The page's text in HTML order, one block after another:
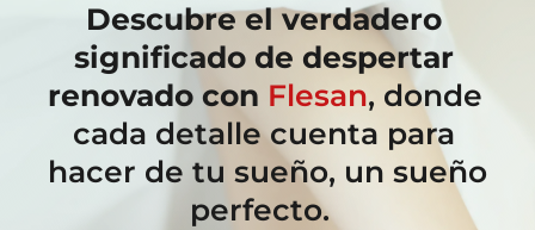
Descubre el verdadero
significado de despertar
renovado con Flesan, donde
cada detalle cuenta para
hacer de tu sueño, un sueño
perfecto.